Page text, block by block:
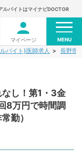
ルバイトはマイナビDOCTOR
マイページ MENU
バイト)医師求人 長野県
なし！第1・3金
8万円で時間調
勤）